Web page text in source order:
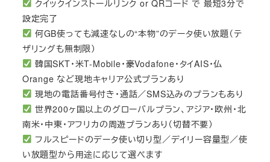
クイックインストールリンク or QRコード で 最短3分で
設定完了
何GB使っても減速なしの“本物”のデータ使い放題（テ
ザリングも無制限）
韓国SKT・米T-Mobile・豪Vodafone・タイAIS・仏
Orange など現地キャリア公式プランあり
現地の電話番号付き・通話／SMS込みのプランもあり
世界200ヶ国以上のグローバルプラン、アジア・欧州・北
南米・中東・アフリカの周遊プランあり（切替不要）
フルスピードのデータ使い切り型／デイリー容量型／使
い放題型から用途に応じて選べます